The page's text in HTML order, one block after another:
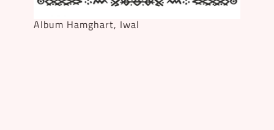
Album Hamghart, Iwal